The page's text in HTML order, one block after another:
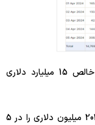
صندوق BlackRock IBIT ETF به نقطه عطف خالص 15 میلیارد دلاری
داده های Farside یک جریان خالص ورودی 203.0 میلیون دلاری را در 5